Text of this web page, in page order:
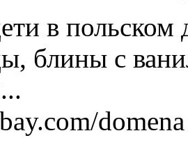
в
блины с